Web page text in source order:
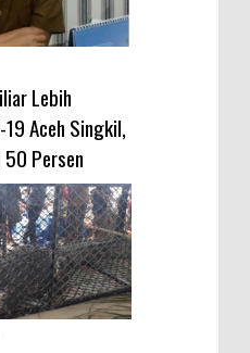
Lebih
Aceh Singkil,
50 Persen